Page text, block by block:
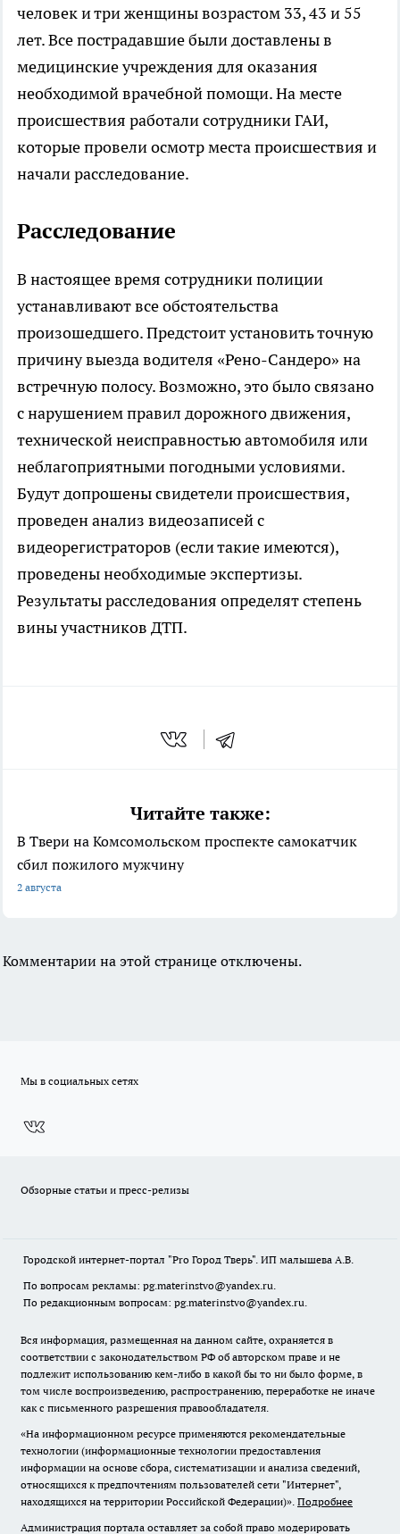
человек и три женщины возрастом 33, 43 и 55
лет. Все пострадавшие были доставлены в
медицинские учреждения для оказания
необходимой врачебной помощи. На месте
происшествия работали сотрудники ГАИ,
которые провели осмотр места происшествия и
начали расследование.
Расследование
В настоящее время сотрудники полиции
устанавливают все обстоятельства
произошедшего. Предстоит установить точную
причину выезда водителя «Рено-Сандеро» на
встречную полосу. Возможно, это было связано
с нарушением правил дорожного движения,
технической неисправностью автомобиля или
неблагоприятными погодными условиями.
Будут допрошены свидетели происшествия,
проведен анализ видеозаписей с
видеорегистраторов (если такие имеются),
проведены необходимые экспертизы.
Результаты расследования определят степень
вины участников ДТП.
Читайте также:
В Твери на Комсомольском проспекте самокатчик
сбил пожилого мужчину
2 августа
Комментарии на этой странице отключены.
Мы в социальных сетях
Обзорные статьи и пресс-релизы
Городской интернет-портал "Pro Город Тверь". ИП малышева А.В.
По вопросам рекламы: pg.materinstvo@yandex.ru.
По редакционным вопросам: pg.materinstvo@yandex.ru.
Вся информация, размещенная на данном сайте, охраняется в
соответствии с законодательством РФ об авторском праве и не
подлежит использованию кем-либо в какой бы то ни было форме, в
том числе воспроизведению, распространению, переработке не иначе
как с письменного разрешения правообладателя.
«На информационном ресурсе применяются рекомендательные
технологии (информационные технологии предоставления
информации на основе сбора, систематизации и анализа сведений,
относящихся к предпочтениям пользователей сети "Интернет",
находящихся на территории Российской Федерации)». Подробнее
Администрация портала оставляет за собой право модерировать